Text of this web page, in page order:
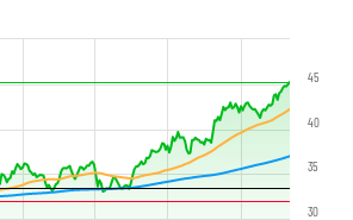
30
35
40
45